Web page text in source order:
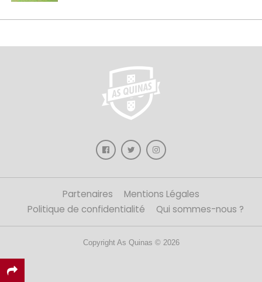
Partenaires
Mentions Légales
Politique de confidentialité
Qui sommes-nous ?
Copyright As Quinas © 2026